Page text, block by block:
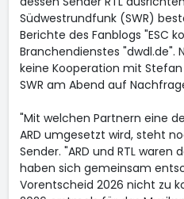
Südwestrundfunk (SWR)
Berichte des Fanblogs "ESC
Branchendienstes "dwdl.de".
keine Kooperation mit
SWR am Abend auf
"Mit welchen Partnern eine
ARD umgesetzt wird, steht
Sender. "ARD und RTL
haben sich gemeinsam
Vorentscheid 2026 nicht zu